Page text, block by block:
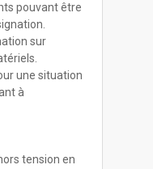
pouvant être
sur
une situation
à
tension en